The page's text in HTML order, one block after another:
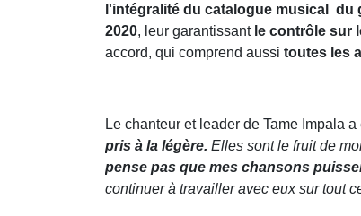
l'intégralité du catalogue musical du
2020, leur garantissant le contrôle sur
accord, qui comprend aussi toutes les
Le chanteur et leader de Tame Impala
pris à la légère. Elles sont le fruit de
pense pas que mes chansons
continuer à travailler avec eux sur tout